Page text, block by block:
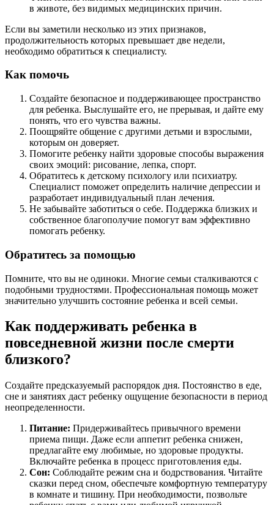
в животе, без видимых медицинских причин.
Если вы заметили несколько из этих признаков,
продолжительность которых превышает две недели,
необходимо обратиться к специалисту.
Как помочь
Создайте безопасное и поддерживающее пространство
для ребенка. Выслушайте его, не прерывая, и дайте ему
понять, что его чувства важны.
Поощряйте общение с другими детьми и взрослыми,
которым он доверяет.
Помогите ребенку найти здоровые способы выражения
своих эмоций: рисование, лепка, спорт.
Обратитесь к детскому психологу или психиатру.
Специалист поможет определить наличие депрессии и
разработает индивидуальный план лечения.
Не забывайте заботиться о себе. Поддержка близких и
собственное благополучие помогут вам эффективно
помогать ребенку.
Обратитесь за помощью
Помните, что вы не одиноки. Многие семьи сталкиваются с
подобными трудностями. Профессиональная помощь может
значительно улучшить состояние ребенка и всей семьи.
Как поддерживать ребенка в
повседневной жизни после смерти
близкого?
Создайте предсказуемый распорядок дня. Постоянство в еде,
сне и занятиях даст ребенку ощущение безопасности в период
неопределенности.
Питание: Придерживайтесь привычного времени
приема пищи. Даже если аппетит ребенка снижен,
предлагайте ему любимые, но здоровые продукты.
Включайте ребенка в процесс приготовления еды.
Сон: Соблюдайте режим сна и бодрствования. Читайте
сказки перед сном, обеспечьте комфортную температуру
в комнате и тишину. При необходимости, позвольте